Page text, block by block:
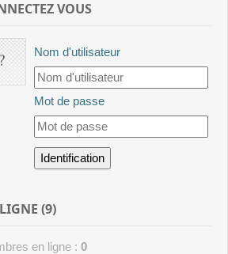
VOUS
Nom d'utilisateur
Mot de passe
(9)
en ligne : 0